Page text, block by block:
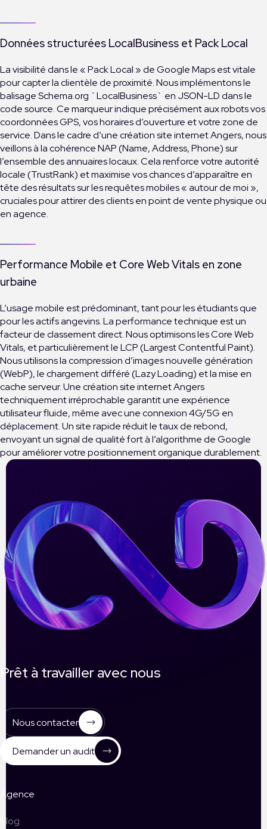
Données structurées LocalBusiness et Pack Local
La visibilité dans le « Pack Local » de Google Maps est vitale
pour capter la clientèle de proximité. Nous implémentons le
balisage Schema.org `LocalBusiness` en JSON-LD dans le
code source. Ce marqueur indique précisément aux robots vos
coordonnées GPS, vos horaires d’ouverture et votre zone de
service. Dans le cadre d’une création site internet Angers, nous
veillons à la cohérence NAP (Name, Address, Phone) sur
l’ensemble des annuaires locaux. Cela renforce votre autorité
locale (TrustRank) et maximise vos chances d’apparaître en
tête des résultats sur les requêtes mobiles « autour de moi »,
cruciales pour attirer des clients en point de vente physique ou
en agence.
Performance Mobile et Core Web Vitals en zone
urbaine
L’usage mobile est prédominant, tant pour les étudiants que
pour les actifs angevins. La performance technique est un
facteur de classement direct. Nous optimisons les Core Web
Vitals, et particulièrement le LCP (Largest Contentful Paint).
Nous utilisons la compression d’images nouvelle génération
(WebP), le chargement différé (Lazy Loading) et la mise en
cache serveur. Une création site internet Angers
techniquement irréprochable garantit une expérience
utilisateur fluide, même avec une connexion 4G/5G en
déplacement. Un site rapide réduit le taux de rebond,
envoyant un signal de qualité fort à l’algorithme de Google
pour améliorer votre positionnement organique durablement.
Prêt à travailler avec nous
Nous contacter
Demander un audit
Agence
Blog